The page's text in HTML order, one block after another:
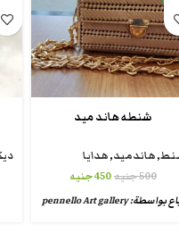
شنطه هاند ميد
,هاندميد,هدايا
500جنيه450جنيه
بواسطة:pennello Art gallery